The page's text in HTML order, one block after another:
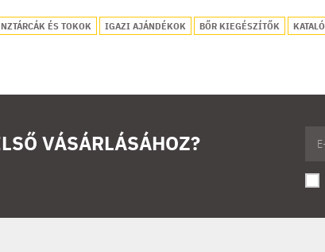
ÉS TOKOK IGAZI AJÁNDÉKOK BŐR KIEGÉSZÍTŐK
VÁSÁRLÁSÁHOZ?